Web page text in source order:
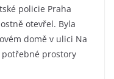
policie Praha
otevřel. Byla
domě v ulici Na
prostory